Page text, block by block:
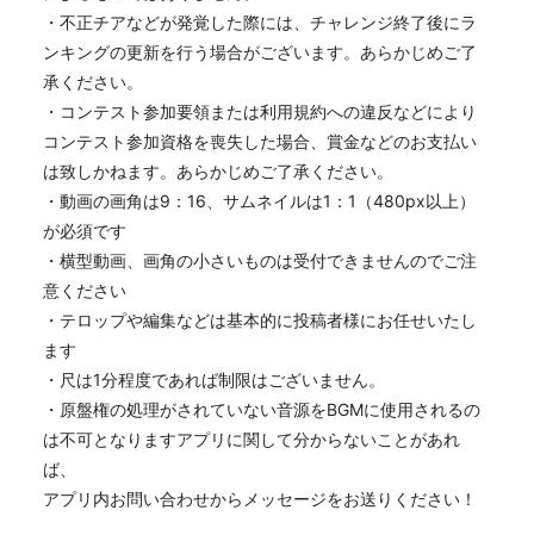
・不正チアなどが発覚した際には、チャレンジ終了後にラ
ンキングの更新を行う場合がございます。あらかじめご了
承ください。
・コンテスト参加要領または利用規約への違反などにより
コンテスト参加資格を喪失した場合、賞金などのお支払い
は致しかねます。あらかじめご了承ください。
・動画の画角は9：16、サムネイルは1：1（480px以上）
が必須です
・横型動画、画角の小さいものは受付できませんのでご注
意ください
・テロップや編集などは基本的に投稿者様にお任せいたし
ます
・尺は1分程度であれば制限はございません。
・原盤権の処理がされていない音源をBGMに使用されるの
は不可となりますアプリに関して分からないことがあれ
ば、
アプリ内お問い合わせからメッセージをお送りください！